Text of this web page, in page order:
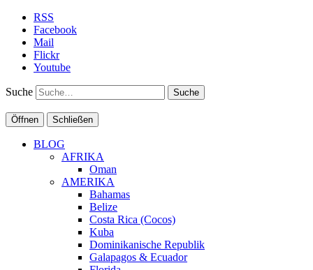
RSS
Facebook
Mail
Flickr
Youtube
Suche
Öffnen Schließen
BLOG
AFRIKA
Oman
AMERIKA
Bahamas
Belize
Costa Rica (Cocos)
Kuba
Dominikanische Republik
Galapagos & Ecuador